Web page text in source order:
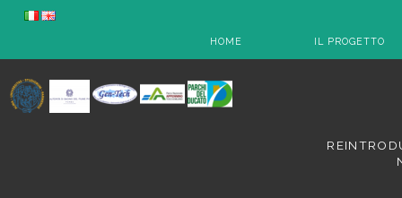
HOME IL PROGETTO